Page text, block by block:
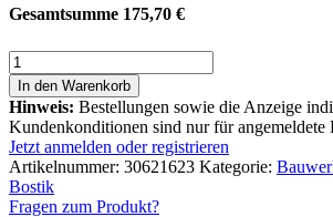
Gesamtsumme 175,70 €
BOSTIK
BLOCK
H778
AQUA
BLOCKER
LIQUID
Menge
In den Warenkorb
Hinweis: Bestellungen sowie die Anzeige
Kundenkonditionen sind nur für angemeldete
Jetzt anmelden oder registrieren
Artikelnummer: 30621623 Kategorie:
Bostik
Fragen zum Produkt?